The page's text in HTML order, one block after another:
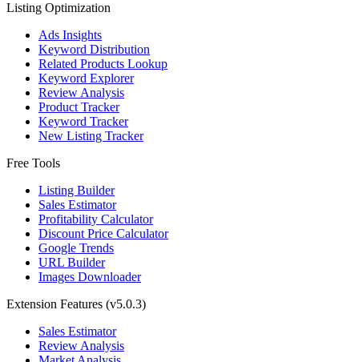
Listing Optimization
Ads Insights
Keyword Distribution
Related Products Lookup
Keyword Explorer
Review Analysis
Product Tracker
Keyword Tracker
New Listing Tracker
Free Tools
Listing Builder
Sales Estimator
Profitability Calculator
Discount Price Calculator
Google Trends
URL Builder
Images Downloader
Extension Features (v5.0.3)
Sales Estimator
Review Analysis